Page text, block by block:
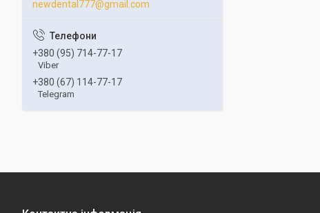
newdental777@gmail.com
+380 (95) 714-77-17
Viber
+380 (67) 114-77-17
Telegram